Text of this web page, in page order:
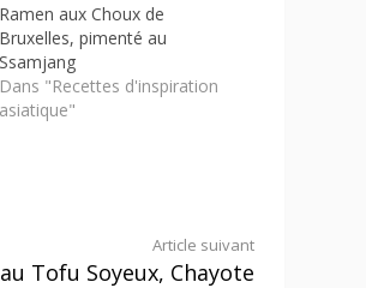
Ramen aux Choux de
Bruxelles, pimenté au
Ssamjang
Dans "Recettes d'inspiration
asiatique"
Article suivant
Tofu Soyeux, Chayote